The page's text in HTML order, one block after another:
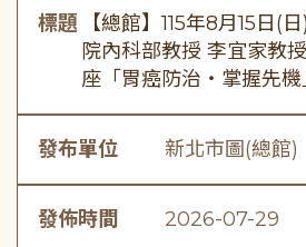
標題
【總館】115年8月15日(
院內科部教授 李宜家教
座「胃癌防治・掌握先機
發布單位 新北市圖(總館)
發佈時間 2026-07-29